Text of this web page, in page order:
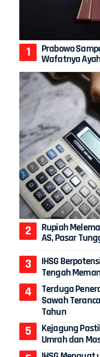
Prabowo
Wafatnya
Rupiah
AS, Pasar
IHSG
Tengah
Terduga
Sawah
Tahun
Kejagung
Umrah dan